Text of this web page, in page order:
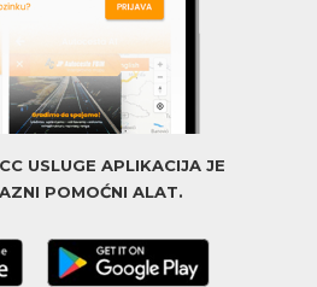
USLUGE APLIKACIJA JE
POMOĆNI ALAT.